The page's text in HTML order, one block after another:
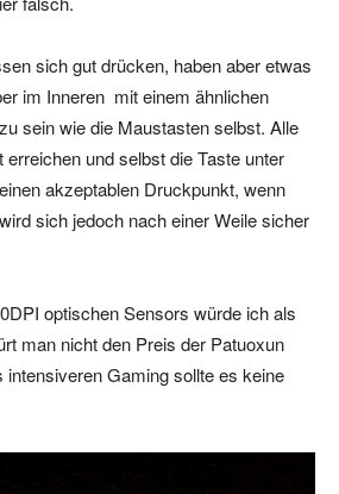
sich gut drücken, haben aber etwas
im Inneren mit einem ähnlichen
sein wie die Maustasten selbst. Alle
und selbst die Taste unter
akzeptablen Druckpunkt, wenn
sich jedoch nach einer Weile sicher
optischen Sensors würde ich als
man nicht den Preis der Patuoxun
intensiveren Gaming sollte es keine